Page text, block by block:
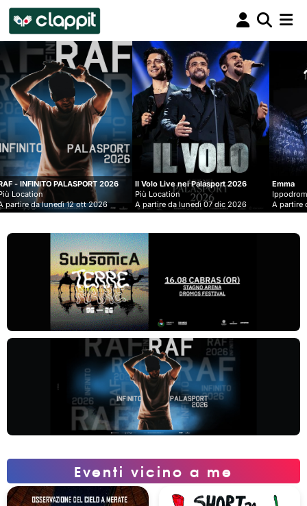
Clappit
biglietteria
2026
2026
Il Volo Live nei Palasport 2026
Più Location
A partire da lunedì 07 dic 2026
Emma
Ippodromo Snai - San Siro
A partire da mercoledì 09 set
Eventi vicino a me